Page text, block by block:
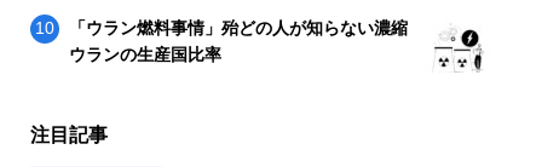
「ウラン燃料事情」殆どの人が知らない濃縮
ウランの生産国比率
注目記事